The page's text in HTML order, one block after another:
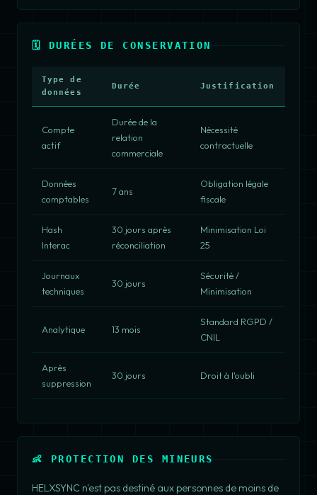
🗓️ DURÉES DE CONSERVATION
Type de
données
Durée Justification
Compte
actif
Durée de la
relation
commerciale
Nécessité
contractuelle
Données
comptables
7 ans
Obligation légale
fiscale
Hash
Interac
30 jours après
réconciliation
Minimisation Loi
25
Journaux
techniques
30 jours
Sécurité /
Minimisation
Analytique 13 mois
Standard RGPD /
CNIL
Après
suppression
30 jours Droit à l'oubli
👶 PROTECTION DES MINEURS
HELXSYNC n'est pas destiné aux personnes de moins de